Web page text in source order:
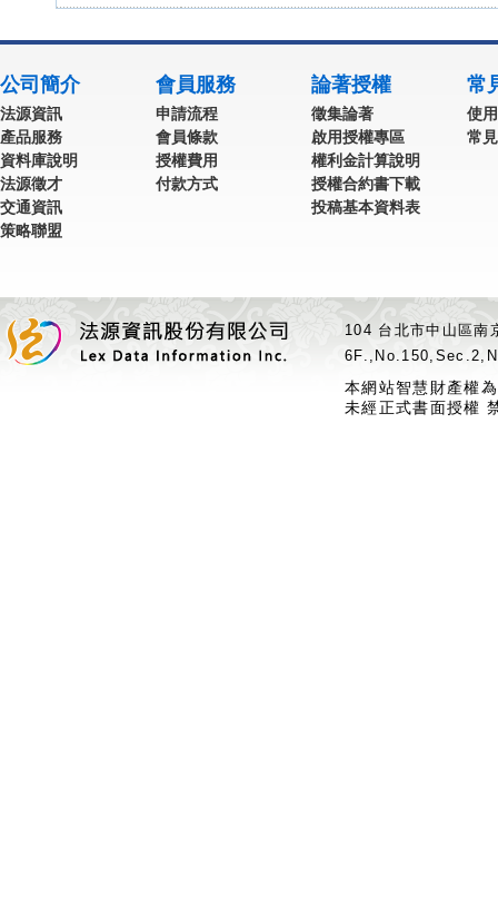
公司簡介
法源資訊
產品服務
資料庫說明
法源徵才
交通資訊
策略聯盟
會員服務
申請流程
會員條款
授權費用
付款方式
論著授權
徵集論著
啟用授權專區
權利金計算說明
授權合約書下載
投稿基本資料表
常
使
常
104 台北市中山區
本網站智慧財產權
未經正式書面授權